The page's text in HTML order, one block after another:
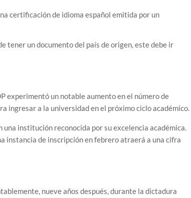
certificación de idioma español emitida por un
tener un documento del país de origen, este debe ir
experimentó un notable aumento en el número de
ingresar a la universidad en el próximo ciclo académico.
institución reconocida por su excelencia académica.
instancia de inscripción en febrero atraerá a una cifra
nueve años después, durante la dictadura